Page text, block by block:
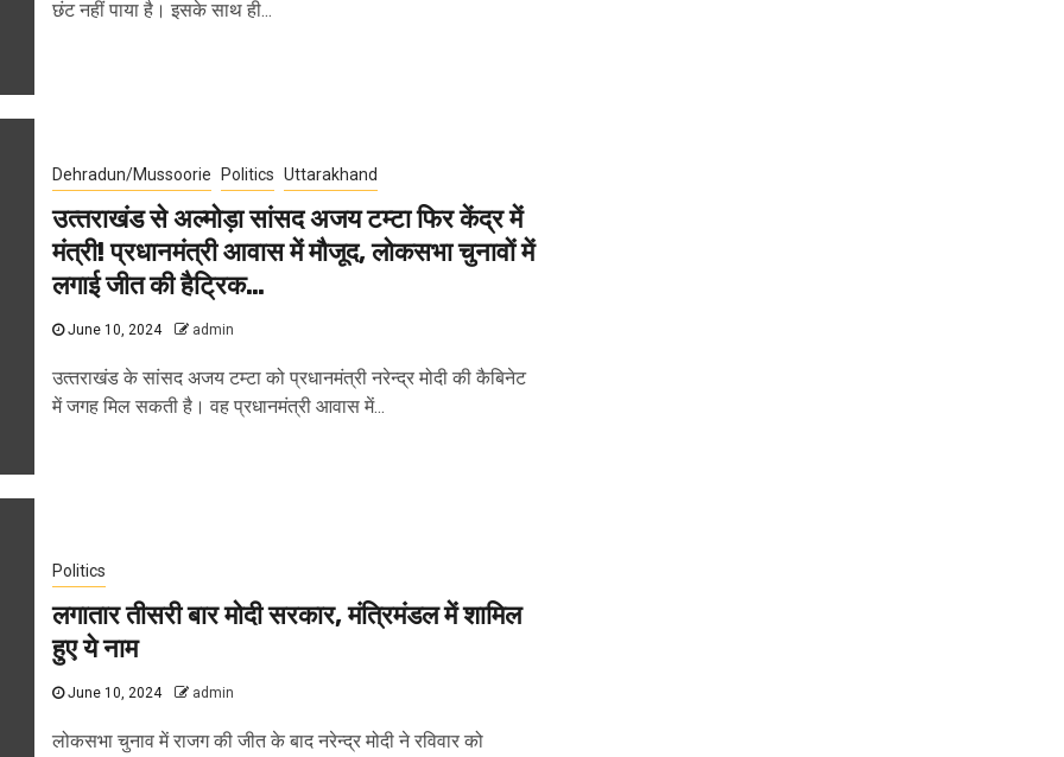
छंट नहीं पाया है। इसके साथ ही...
Dehradun/Mussoorie Politics Uttarakhand
उत्‍तराखंड से अल्‍मोड़ा सांसद अजय टम्टा फिर केंद्र में
मंत्री! प्रधानमंत्री आवास में मौजूद, लोकसभा चुनावों में
लगाई जीत की हैट्रिक…
June 10, 2024 admin
उत्‍तराखंड के सांसद अजय टम्‍टा को प्रधानमंत्री नरेन्‍द्र मोदी की कैबिनेट
में जगह मिल सकती है। वह प्रधानमंत्री आवास में...
Politics
लगातार तीसरी बार मोदी सरकार, मंत्रिमंडल में शामिल
हुए ये नाम
June 10, 2024 admin
लोकसभा चुनाव में राजग की जीत के बाद नरेन्द्र मोदी ने रविवार को